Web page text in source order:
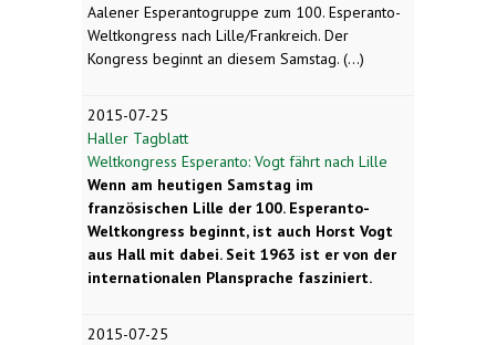
Aalener Esperantogruppe zum 100. Esperanto-
Weltkongress nach Lille/Frankreich. Der
Kongress beginnt an diesem Samstag. (...)
2015-07-25
Haller Tagblatt
Weltkongress Esperanto: Vogt fährt nach Lille
Wenn am heutigen Samstag im
französischen Lille der 100. Esperanto-
Weltkongress beginnt, ist auch Horst Vogt
aus Hall mit dabei. Seit 1963 ist er von der
internationalen Plansprache fasziniert.
2015-07-25